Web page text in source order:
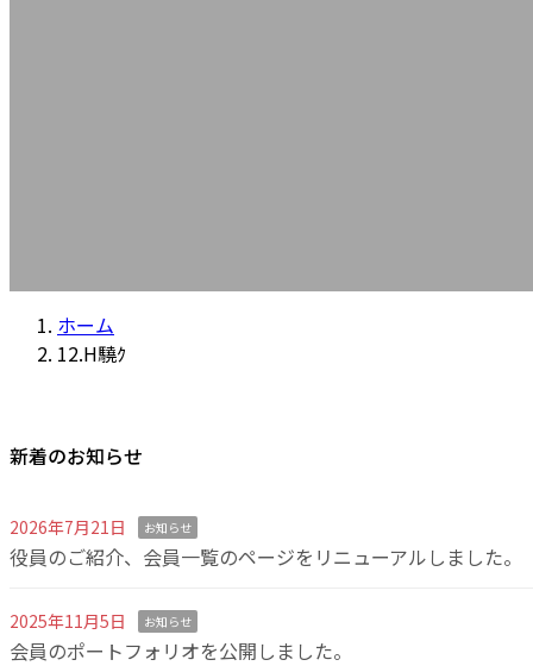
ホーム
12.H驍ｸ
新着のお知らせ
2026年7月21日 お知らせ
役員のご紹介、会員一覧のページをリニューアルしました。
2025年11月5日 お知らせ
会員のポートフォリオを公開しました。